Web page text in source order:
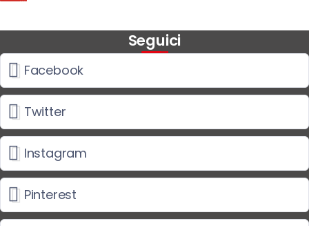
Seguici
Facebook
Twitter
Instagram
Pinterest